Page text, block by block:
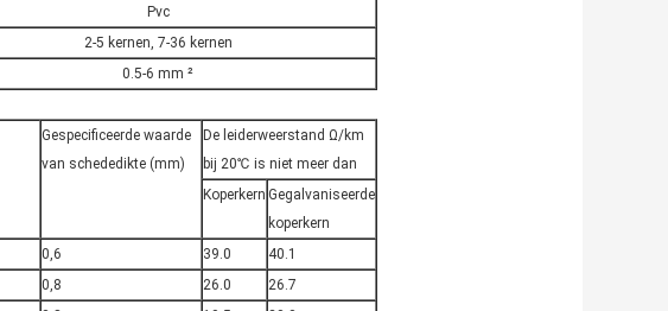
Pvc
2-5 kernen, 7-36 kernen
0.5-6 mm ²
Gespecificeerde waarde
van schededikte (mm)
De leiderweerstand Ω/km
bij 20℃ is niet meer dan
Koperkern Gegalvaniseerde
koperkern
0,6 39.0
40.1
0,8 26.0
26.7